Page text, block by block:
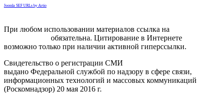
Joomla SEF URLs by Artio
При любом использовании материалов ссылка на
обязательна. Цитирование в Интернете
возможно только при наличии активной гиперссылки.
Свидетельство о регистрации СМИ
выдано Федеральной службой по надзору в сфере связи,
информационных технологий и массовых коммуникаций
(Роскомнадзор) 20 мая 2016 г.